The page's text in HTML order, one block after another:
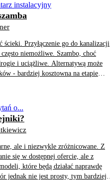
instalacyjny
ścieki. Przyłączenie go do kanalizacji
niemożliwe. Szambo, choć
i uciążliwe. Alternatywą może
- bardziej kosztowna na etapie
o...
ale i niezwykle zróżnicowane. Z
się w dostępnej ofercie, ale z
które będą działać naprawdę
jednak nie jest prosty, tym bardziej